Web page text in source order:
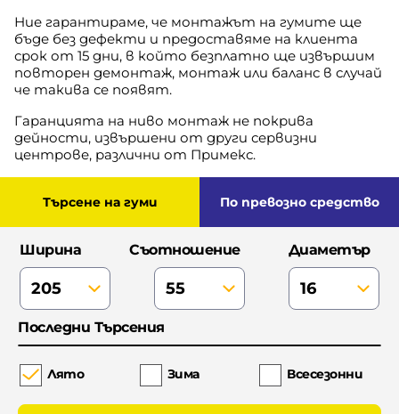
Ние гарантираме, че монтажът на гумите ще
бъде без дефекти и предоставяме на клиента
срок от 15 дни, в който безплатно ще извършим
повторен демонтаж, монтаж или баланс в случай
че такива се появят.
Гаранцията на ниво монтаж не покрива
дейности, извършени от други сервизни
центрове, различни от Примекс.
Търсене на гуми по превозно средство
Ширина Съотношение Диаметър
Последни Търсения
Лято Зима Всесезонни